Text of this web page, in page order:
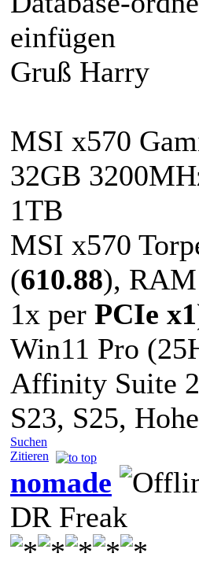
einfügen
Gruß Harry
MSI x570
32GB
1TB
MSI x570
(610.88),
1x per PCIe x1
Win11 Pro
Affinity Suite
S23, S25,
Suchen
Zitieren
nomade
DR Freak